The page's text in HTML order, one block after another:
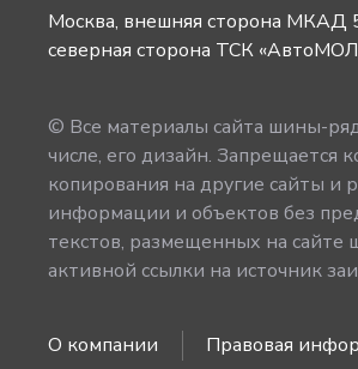
Москва, внешняя сторона МКАД
северная сторона ТСК
© Все материалы сайта шины-
числе, его дизайн. Запрещается
копирования на другие сайты и
информации и объектов без
текстов, размещенных на сайте
активной ссылки на источник
О компании Правовая